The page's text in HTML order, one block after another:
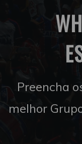
Preencha
melhor